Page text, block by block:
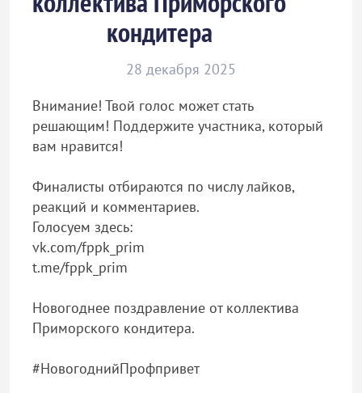
кондитера
28 декабря 2025
Внимание! Твой голос может стать
решающим! Поддержите участника, который
вам нравится!
Финалисты отбираются по числу лайков,
реакций и комментариев.
Голосуем здесь:
vk.com/fppk_prim
t.me/fppk_prim
Новогоднее поздравление от коллектива
Приморского кондитера.
#НовогоднийПрофпривет